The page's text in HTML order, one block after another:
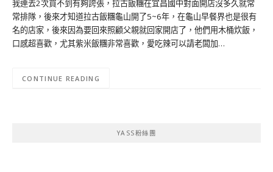
我連去2次買不到有夠誇張，拉古飯糰在宜昌國中對面開店沒多久就常
常排隊，後來才知道拉古飯糰龜山開了5~6年，在龜山早餐界也是很有
名的店家，後來因為要回來照顧父親就回家開店了，他們用木桶炊飯，
口感超喜歡，尤其紫米飯糰非常喜歡，愛吃辣可以請老闆加…
CONTINUE READING
YASS粉絲團